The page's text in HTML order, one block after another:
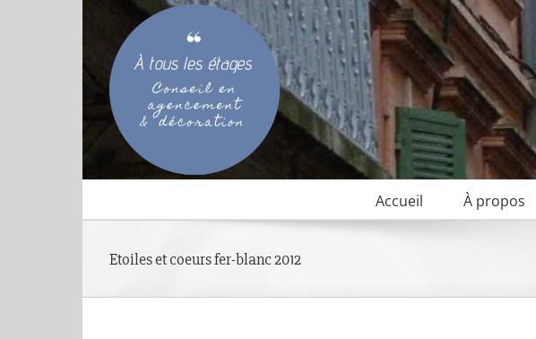
Accueil À propos
Etoiles et coeurs fer-blanc 2012